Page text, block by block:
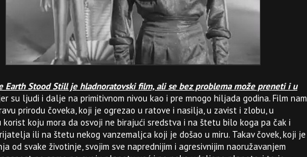
Earth Stood Still je hladnoratovski film, ali se bez problema može preneti i u
su ljudi i dalje na primitivnom nivou kao i pre mnogo hiljada godina. Film nam
prirodu čoveka, koji je ogrezao u ratove i nasilja, u zavist i zlobu, u
koju mora da osvoji ne birajući sredstva i na štetu bilo koga pa čak i
ili na štetu nekog vanzemaljca koji je došao u miru. Takav čovek, koji je
od svake životinje, svojim sve naprednijim i agresivnijim naoružavanjem